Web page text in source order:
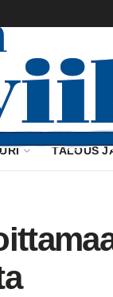
TALOUS